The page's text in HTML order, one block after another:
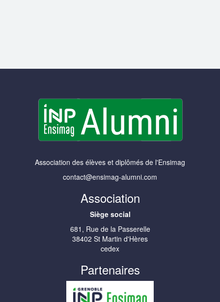
Association des élèves et diplômés de l'Ensimag
contact@ensimag-alumni.com
Association
Siège social
681, Rue de la Passerelle
38402 St Martin d'Hères
cedex
Partenaires